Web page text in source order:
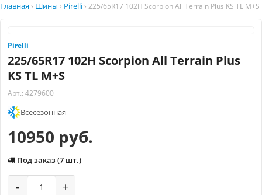
Главная › Шины › Pirelli › 225/65R17 102H Scorpion All Terrain Plus KS TL M+S
Pirelli
225/65R17 102H Scorpion All Terrain Plus
KS TL M+S
Арт.: 4279600
Всесезонная
10950 руб.
Под заказ (7 шт.)
- +